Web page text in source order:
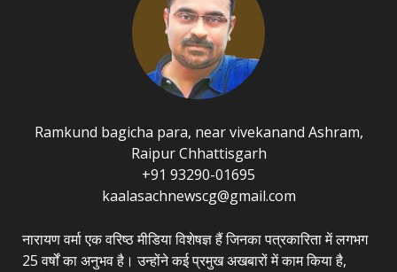
Ramkund bagicha para, near vivekanand Ashram,
Raipur Chhattisgarh
+91 93290-01695
kaalasachnewscg@gmail.com
नारायण वर्मा एक वरिष्ठ मीडिया विशेषज्ञ हैं जिनका पत्रकारिता में लगभग
25 वर्षों का अनुभव है। उन्होंने कई प्रमुख अखबारों में काम किया है,